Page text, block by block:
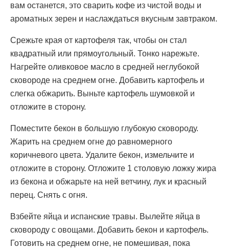
вам останется, это сварить кофе из чистой воды и
ароматных зерен и наслаждаться вкусным завтраком.
Срежьте края от картофеля так, чтобы он стал
квадратный или прямоугольный. Тонко нарежьте.
Нагрейте оливковое масло в средней неглубокой
сковороде на среднем огне. Добавить картофель и
слегка обжарить. Выньте картофель шумовкой и
отложите в сторону.
Поместите бекон в большую глубокую сковороду.
Жарить на среднем огне до равномерного
коричневого цвета. Удалите бекон, измельчите и
отложите в сторону. Отложите 1 столовую ложку жира
из бекона и обжарьте на ней ветчину, лук и красный
перец. Снять с огня.
Взбейте яйца и испанские травы. Вылейте яйца в
сковороду с овощами. Добавить бекон и картофель.
Готовить на среднем огне, не помешивая, пока